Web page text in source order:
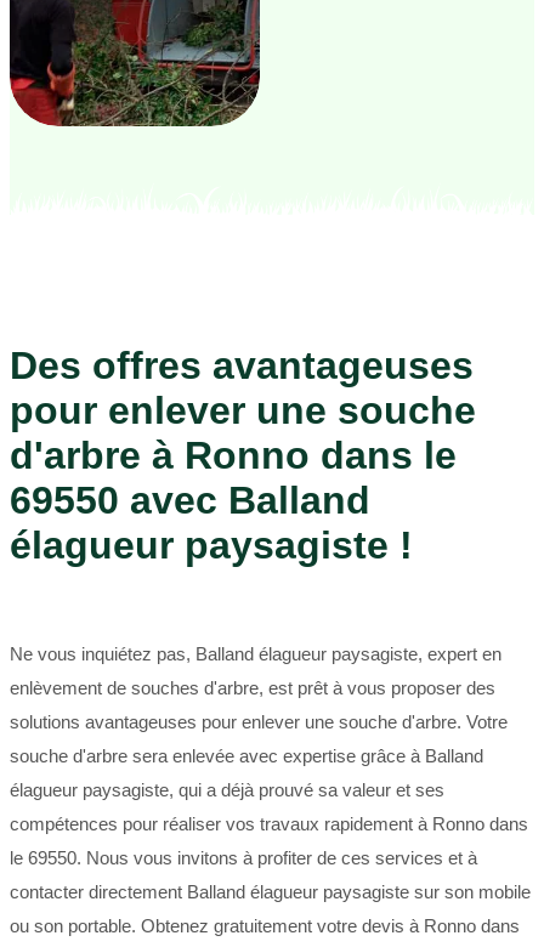
Des offres avantageuses
pour enlever une souche
d'arbre à Ronno dans le
69550 avec Balland
élagueur paysagiste !
Ne vous inquiétez pas, Balland élagueur paysagiste, expert en
enlèvement de souches d'arbre, est prêt à vous proposer des
solutions avantageuses pour enlever une souche d'arbre. Votre
souche d'arbre sera enlevée avec expertise grâce à Balland
élagueur paysagiste, qui a déjà prouvé sa valeur et ses
compétences pour réaliser vos travaux rapidement à Ronno dans
le 69550. Nous vous invitons à profiter de ces services et à
contacter directement Balland élagueur paysagiste sur son mobile
ou son portable. Obtenez gratuitement votre devis à Ronno dans